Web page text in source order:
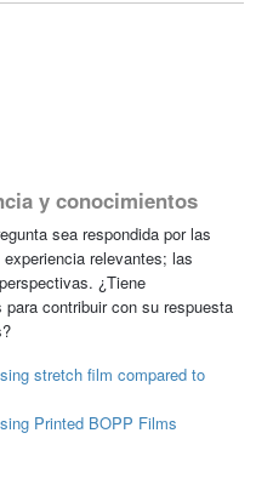
y conocimientos
sea respondida por las
relevantes; las
¿Tiene
contribuir con su respuesta
stretch film compared to
Printed BOPP Films